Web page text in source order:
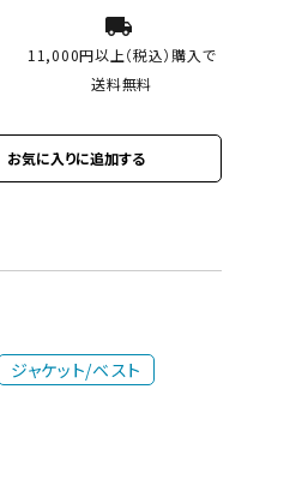
local_shipping
11,000円以上（税込） 購入で
送料無料
ジャケット/ベスト